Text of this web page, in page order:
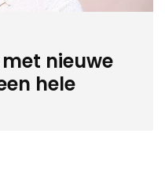
nieuwe
hele